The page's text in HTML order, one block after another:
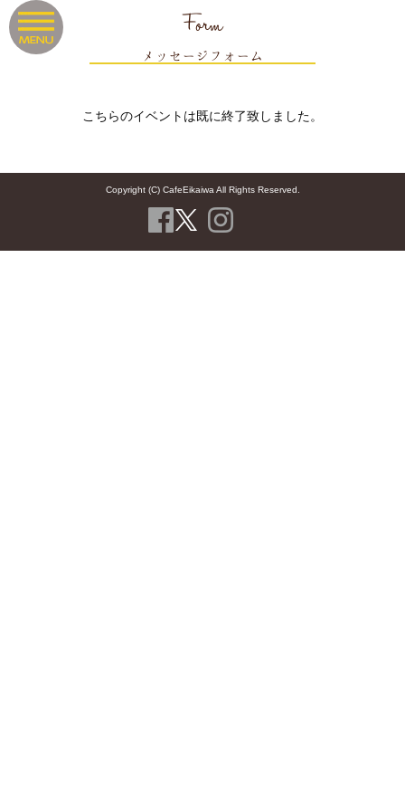
Form
メッセージフォーム
こちらのイベントは既に終了致しました。
Copyright (C) CafeEikaiwa All Rights Reserved.